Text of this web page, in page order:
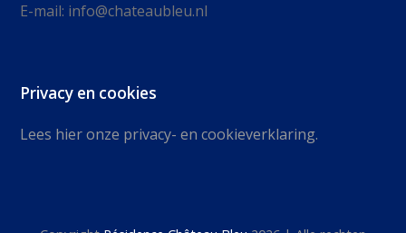
E-mail: info@chateaubleu.nl
Privacy en cookies
Lees hier onze privacy- en cookieverklaring.